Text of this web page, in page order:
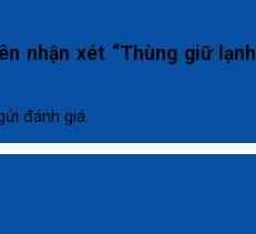
nhận xét “Thùng giữ lạnh
đánh giá.